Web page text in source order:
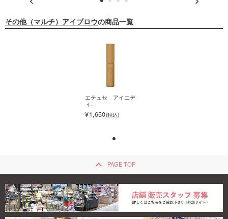
その他（マルチ）アイブロウの商品一覧
エテュセ アイエデ
ィ...
1,650
エテュセ アイエデ
ィ...
1,650
keyboard_arrow_up PAGE TOP